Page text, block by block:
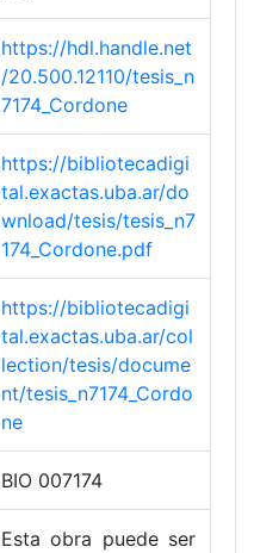
https://hdl.handle.net
/20.500.12110/tesis_n
7174_Cordone
https://bibliotecadigi
tal.exactas.uba.ar/do
wnload/tesis/tesis_n7
174_Cordone.pdf
https://bibliotecadigi
tal.exactas.uba.ar/col
lection/tesis/docume
nt/tesis_n7174_Cordo
ne
BIO 007174
Esta obra puede ser